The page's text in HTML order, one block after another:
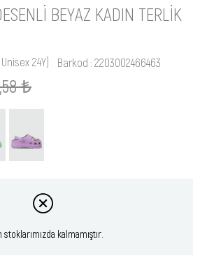
BEYAZ KADIN TERLIK
24Y) Barkod : 2203002466463
₺
stoklarımızda kalmamıştır.